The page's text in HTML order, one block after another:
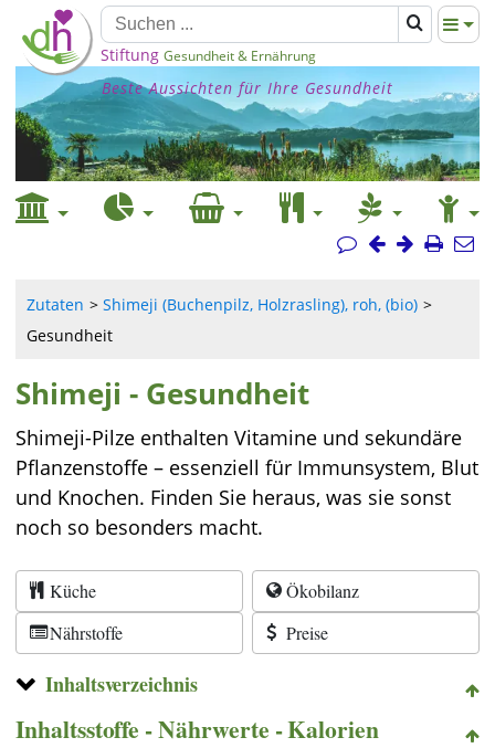
Stiftung Gesundheit & Ernährung
Beste Aussichten für Ihre Gesundheit
Zutaten
Shimeji (Buchenpilz, Holzrasling), roh, (bio)
Gesundheit
Shimeji - Gesundheit
Shimeji-Pilze enthalten Vitamine und sekundäre
Pflanzenstoffe – essenziell für Immunsystem, Blut
und Knochen. Finden Sie heraus, was sie sonst
noch so besonders macht.
Küche
Ökobilanz
Nährstoffe
Preise
Inhaltsverzeichnis
Inhaltsstoffe - Nährwerte - Kalorien